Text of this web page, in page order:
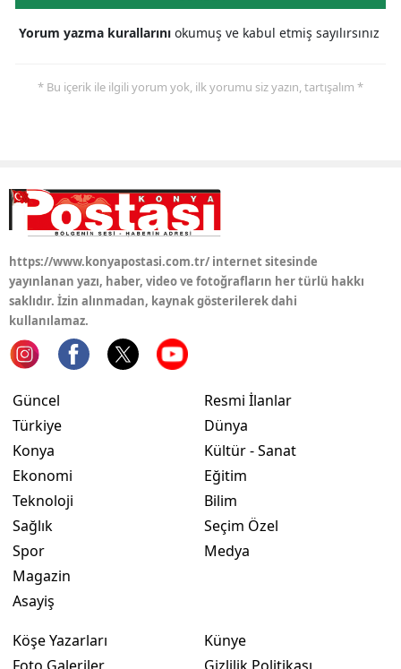
Yorum yazma kurallarını okumuş ve kabul etmiş sayılırsınız
* Bu içerik ile ilgili yorum yok, ilk yorumu siz yazın, tartışalım *
https://www.konyapostasi.com.tr/ internet sitesinde
yayınlanan yazı, haber, video ve fotoğrafların her türlü hakkı
saklıdır. İzin alınmadan, kaynak gösterilerek dahi
kullanılamaz.
Güncel
Türkiye
Konya
Ekonomi
Teknoloji
Sağlık
Spor
Magazin
Asayiş
Resmi İlanlar
Dünya
Kültür - Sanat
Eğitim
Bilim
Seçim Özel
Medya
Köşe Yazarları
Künye